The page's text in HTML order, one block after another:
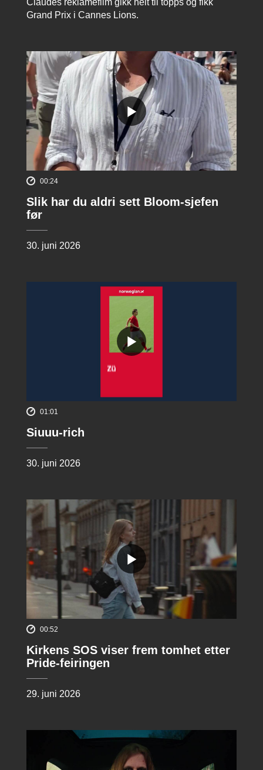
Claudes reklamefilm gikk helt til topps og fikk
Grand Prix i Cannes Lions.
00:24
Slik har du aldri sett Bloom-sjefen
før
30. juni 2026
01:01
Siuuu-rich
30. juni 2026
00:52
Kirkens SOS viser frem tomhet etter
Pride-feiringen
29. juni 2026